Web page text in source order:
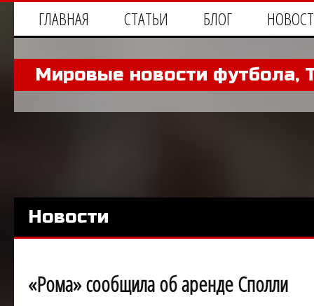
ГЛАВНАЯ СТАТЬИ БЛОГ
Мировые новости футбола,
Новости
«Рома» сообщила об аренде Сполли